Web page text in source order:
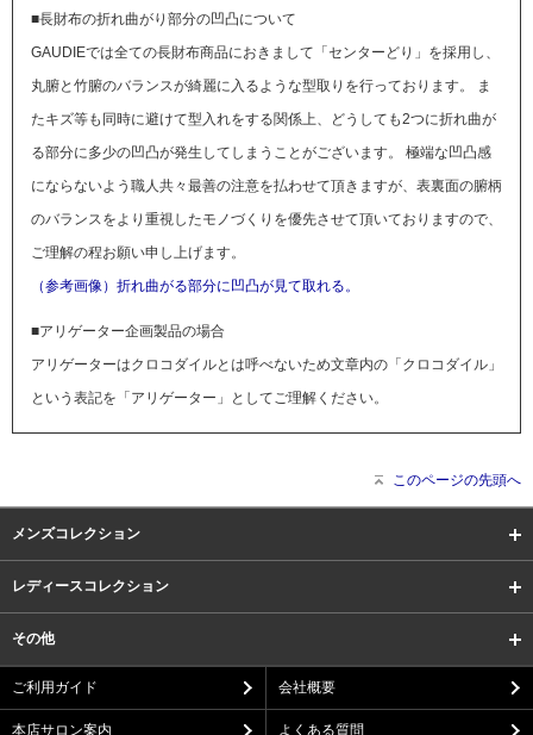
■長財布の折れ曲がり部分の凹凸について
GAUDIEでは全ての長財布商品におきまして「センターどり」を採用し、
丸腑と竹腑のバランスが綺麗に入るような型取りを行っております。 ま
たキズ等も同時に避けて型入れをする関係上、どうしても2つに折れ曲が
る部分に多少の凹凸が発生してしまうことがございます。 極端な凹凸感
にならないよう職人共々最善の注意を払わせて頂きますが、表裏面の腑柄
のバランスをより重視したモノづくりを優先させて頂いておりますので、
ご理解の程お願い申し上げます。
（参考画像）折れ曲がる部分に凹凸が見て取れる。
■アリゲーター企画製品の場合
アリゲーターはクロコダイルとは呼べないため文章内の「クロコダイル」
という表記を「アリゲーター」としてご理解ください。
このページの先頭へ
メンズコレクション
レディースコレクション
その他
ご利用ガイド 会社概要
本店サロン案内 よくある質問